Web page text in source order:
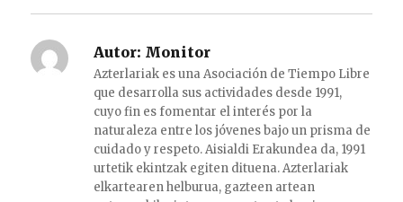
Autor: Monitor
Azterlariak es una Asociación de Tiempo Libre
que desarrolla sus actividades desde 1991,
cuyo fin es fomentar el interés por la
naturaleza entre los jóvenes bajo un prisma de
cuidado y respeto. Aisialdi Erakundea da, 1991
urtetik ekintzak egiten dituena. Azterlariak
elkartearen helburua, gazteen artean